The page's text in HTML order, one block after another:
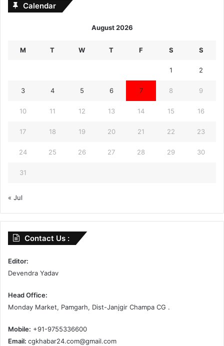
Calendar
August 2026
M T W T F S S
1 2
3 4 5 6 7 8 9
10 11 12 13 14 15 16
17 18 19 20 21 22 23
24 25 26 27 28 29 30
31
« Jul
Contact Us :
Editor:
Devendra Yadav
Head Office:
Monday Market, Pamgarh, Dist-Janjgir Champa CG .
Mobile: +91-9755336600
Email: cgkhabar24.com@gmail.com